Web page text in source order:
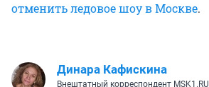
отменить ледовое шоу в Москве.
Динара Кафискина
Внештатный корреспондент MSK1.RU